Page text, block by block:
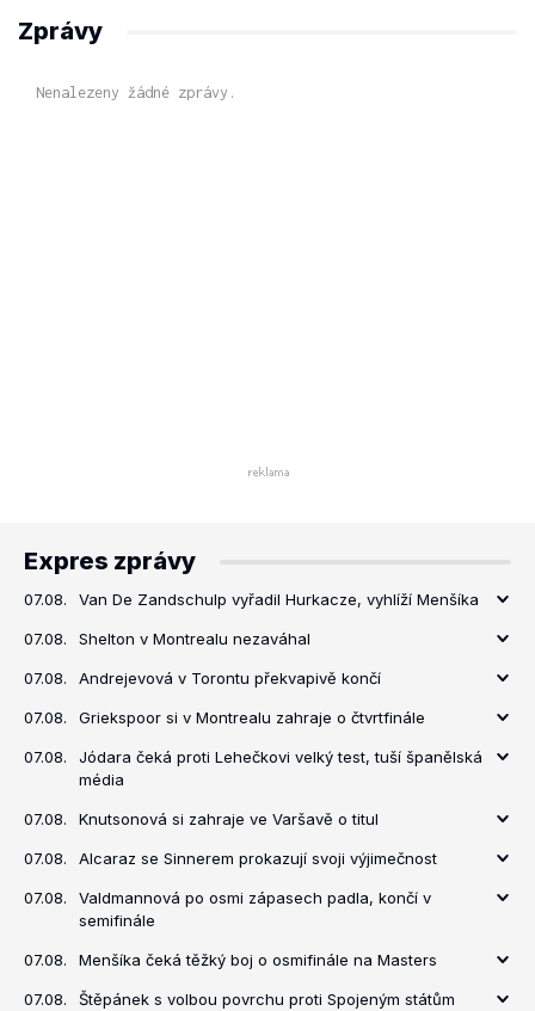
Zprávy
Nenalezeny žádné zprávy.
Expres zprávy
07.08. Van De Zandschulp vyřadil Hurkacze, vyhlíží Menšíka
07.08. Shelton v Montrealu nezaváhal
07.08. Andrejevová v Torontu překvapivě končí
07.08. Griekspoor si v Montrealu zahraje o čtvrtfinále
07.08.
Jódara čeká proti Lehečkovi velký test, tuší španělská
média
07.08. Knutsonová si zahraje ve Varšavě o titul
07.08. Alcaraz se Sinnerem prokazují svoji výjimečnost
07.08.
Valdmannová po osmi zápasech padla, končí v
semifinále
07.08. Menšíka čeká těžký boj o osmifinále na Masters
07.08.
Štěpánek s volbou povrchu proti Spojeným státům